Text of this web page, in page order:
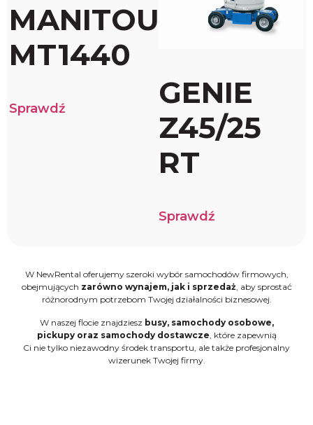
MANITOU
MT1440
Sprawdź
GENIE
Z45/25
RT
Sprawdź
W NewRental oferujemy szeroki wybór samochodów firmowych,
obejmujących zarówno wynajem, jak i sprzedaż, aby sprostać
różnorodnym potrzebom Twojej działalności biznesowej.
W naszej flocie znajdziesz busy, samochody osobowe,
pickupy oraz samochody dostawcze , które zapewnią
Ci nie tylko niezawodny środek transportu, ale także profesjonalny
wizerunek Twojej firmy.